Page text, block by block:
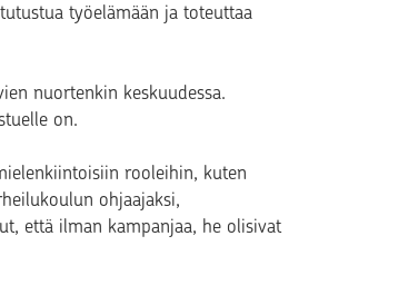
työelämään ja toteuttaa
nuortenkin keskuudessa.
on.
rooleihin, kuten
ohjaajaksi,
että ilman kampanjaa, he olisivat